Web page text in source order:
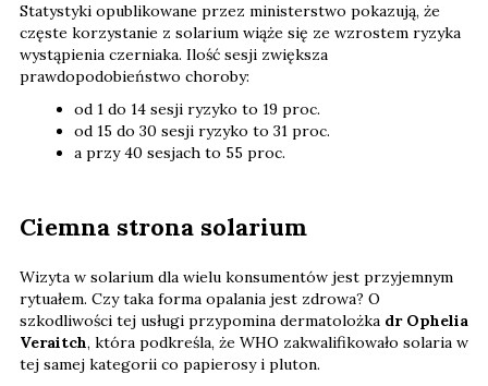
Statystyki opublikowane przez ministerstwo pokazują, że
częste korzystanie z solarium wiąże się ze wzrostem ryzyka
wystąpienia czerniaka. Ilość sesji zwiększa
prawdopodobieństwo choroby:
od 1 do 14 sesji ryzyko to 19 proc.
od 15 do 30 sesji ryzyko to 31 proc.
a przy 40 sesjach to 55 proc.
Ciemna strona solarium
Wizyta w solarium dla wielu konsumentów jest przyjemnym
rytuałem. Czy taka forma opalania jest zdrowa? O
szkodliwości tej usługi przypomina dermatolożka dr Ophelia
Veraitch, która podkreśla, że WHO zakwalifikowało solaria w
tej samej kategorii co papierosy i pluton.